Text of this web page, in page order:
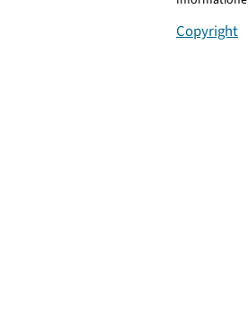
Copyright